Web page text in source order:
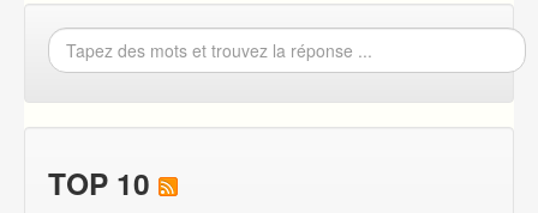
TOP 10